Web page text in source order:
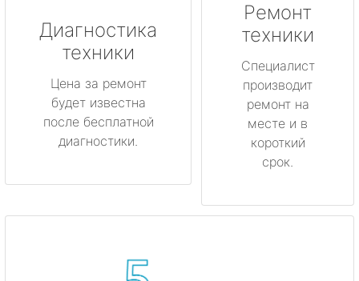
Диагностика
техники
Цена за ремонт
будет известна
после бесплатной
диагностики.
Ремонт
техники
Специалист
производит
ремонт на
месте и в
короткий
срок.